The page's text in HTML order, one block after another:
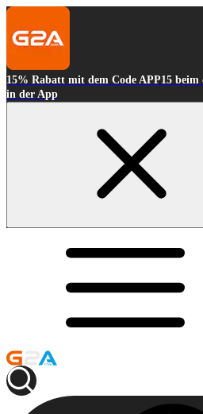
15% Rabatt mit dem Code APP15
in der App